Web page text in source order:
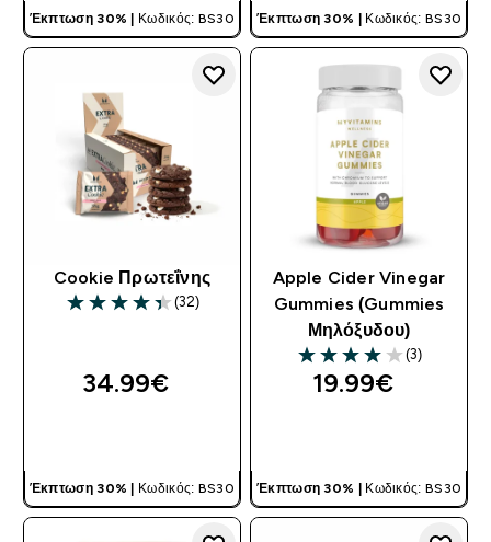
Έκπτωση 30% | Κωδικός: BS30 Έκπτωση 30% | Κωδικός: BS30
Cookie Πρωτεΐνης
4.38 out of 5 stars
(32)
34.99€‎
Έκπτωση 30% | Κωδικός: BS30
Apple Cider Vinegar
Gummies (Gummies
Μηλόξυδου)
4 out of 5 stars
(3)
19.99€‎
Έκπτωση 30% | Κωδικός: BS30